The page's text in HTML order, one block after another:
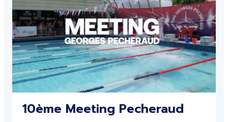
10ème Meeting Pecheraud